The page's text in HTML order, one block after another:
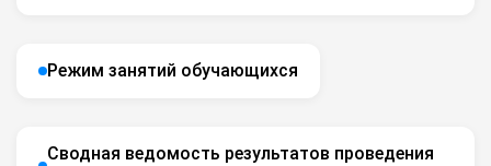
Режим занятий обучающихся
Сводная ведомость результатов проведения